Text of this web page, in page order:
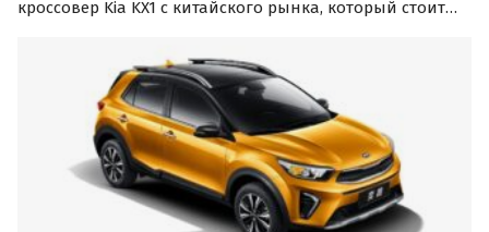
кроссовер Kia KX1 с китайского рынка, который стоит
одном из сайтов объявлений сейчас стартуют от 1,4
млн рублей, сообщает портал «Автоновости дня».